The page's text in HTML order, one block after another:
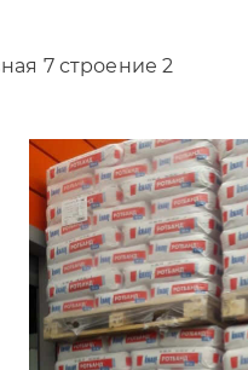
7 строение 2